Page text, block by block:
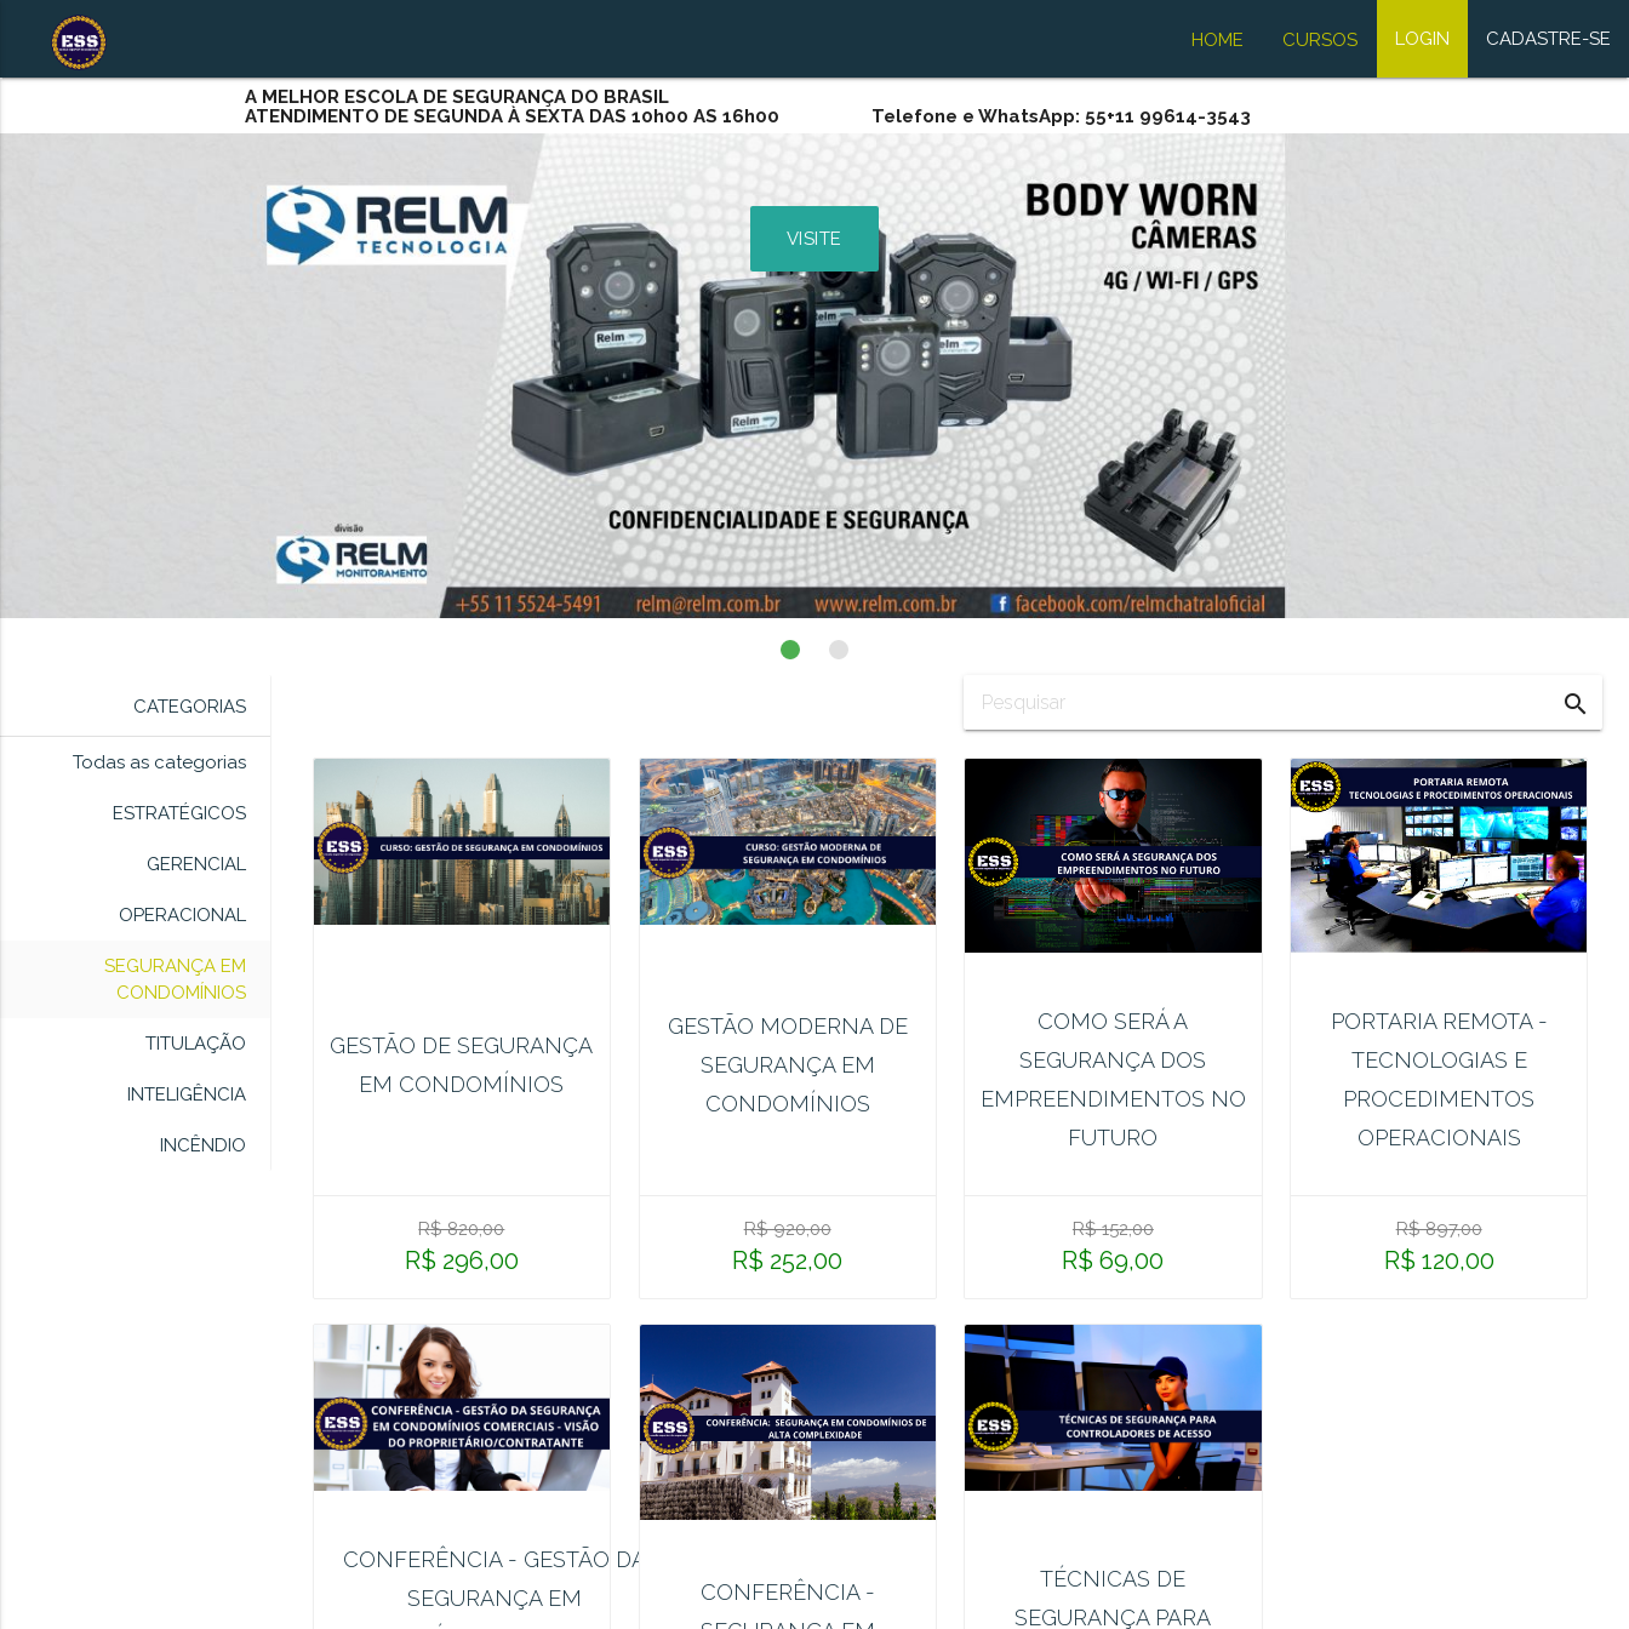
HOME CURSOS LOGIN CADASTRE-SE
A MELHOR ESCOLA DE SEGURANÇA DO BRASIL
ATENDIMENTO DE SEGUNDA À SEXTA DAS 10h00 AS 16h00 Telefone e WhatsApp: 55+11 99614-3543
VISITE
CATEGORIAS
Todas as categorias
ESTRATÉGICOS
GERENCIAL
OPERACIONAL
SEGURANÇA EM
CONDOMÍNIOS
TITULAÇÃO
INTELIGÊNCIA
INCÊNDIO
search
GESTÃO DE SEGURANÇA
EM CONDOMÍNIOS
R$ 820,00
R$ 296,00
GESTÃO MODERNA DE
SEGURANÇA EM
CONDOMÍNIOS
R$ 920,00
R$ 252,00
COMO SERÁ A
SEGURANÇA DOS
EMPREENDIMENTOS NO
FUTURO
R$ 152,00
R$ 69,00
PORTARIA REMOTA -
TECNOLOGIAS E
PROCEDIMENTOS
OPERACIONAIS
R$ 897,00
R$ 120,00
CONFERÊNCIA - GESTÃO DA
SEGURANÇA EM
CONFERÊNCIA -
TÉCNICAS DE
SEGURANÇA PARA